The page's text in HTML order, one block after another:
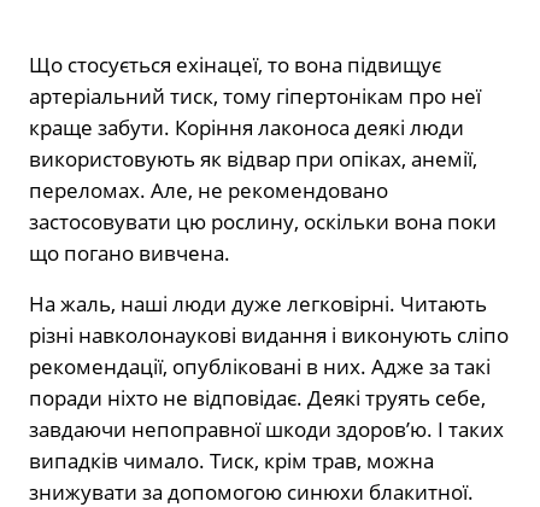
Що стосується ехінацеї, то вона підвищує
артеріальний тиск, тому гіпертонікам про неї
краще забути. Коріння лаконоса деякі люди
використовують як відвар при опіках, анемії,
переломах. Але, не рекомендовано
застосовувати цю рослину, оскільки вона поки
що погано вивчена.
На жаль, наші люди дуже легковірні. Читають
різні навколонаукові видання і виконують сліпо
рекомендації, опубліковані в них. Адже за такі
поради ніхто не відповідає. Деякі труять себе,
завдаючи непоправної шкоди здоров’ю. І таких
випадків чимало. Тиск, крім трав, можна
знижувати за допомогою синюхи блакитної.